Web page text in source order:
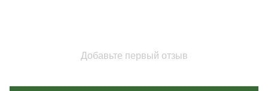
Добавьте первый отзыв